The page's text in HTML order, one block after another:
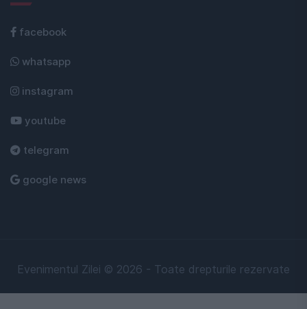
facebook
whatsapp
instagram
youtube
telegram
google news
Evenimentul Zilei © 2026 - Toate drepturile rezervate